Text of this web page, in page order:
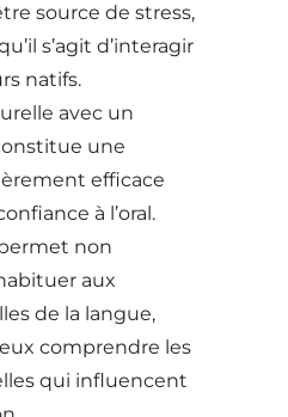
source de stress,
s’agit d’interagir
natifs.
avec un
une
efficace
à l’oral.
non
aux
de la langue,
comprendre les
qui influencent